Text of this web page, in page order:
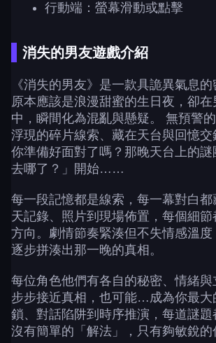
行動端：螢幕滑動或點擊
消失的男友遊戲介紹
《消失的男友》是一款具詭異氣息的
原本應該是浪漫甜蜜的生日夜，卻
中，瞬間化為混亂與懸疑。 無預警
浮現的碎片線索、藏在天台與回憶
你準備好面對了嗎？那晚天台上的
去哪了？」開始……
每一段記憶都是線索，每一幕對白
天記錄、照片到現場佈置，每個細
方向。劇情節奏緊湊但不失情感溫度
逐步拼湊出那一晚的真相。
每位角色他們有各自的秘密、情緒
步步接近真相，也可能…成為你最大
鎖、對話陷阱到時序推演，每道謎題
沒有簡單的「解法」，只有夠敏銳的